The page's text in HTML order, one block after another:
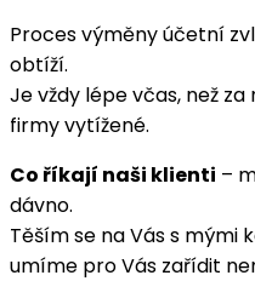
Proces výměny účetní
obtíží.
Je vždy lépe včas, než
firmy vytížené.
Co říkají naši klienti –
dávno.
Těším se na Vás s mými
umíme pro Vás zařídit